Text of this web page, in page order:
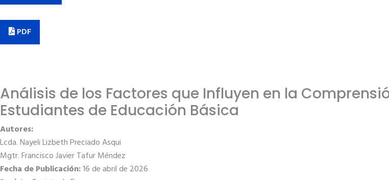
PDF
Análisis de los Factores que Influyen en la
Estudiantes de Educación Básica
Autores:
Lcda. Nayeli Lizbeth Preciado Asqui
Mgtr. Francisco Javier Tafur Méndez
Fecha de Publicación:16 de abril de 2026